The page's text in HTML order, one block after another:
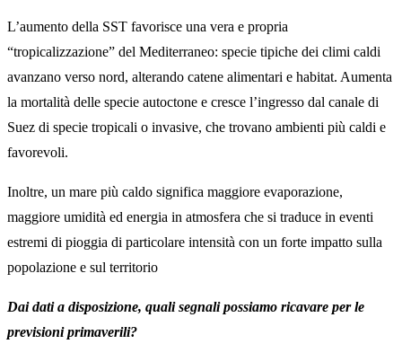
L’aumento della SST favorisce una vera e propria
“tropicalizzazione” del Mediterraneo: specie tipiche dei climi caldi
avanzano verso nord, alterando catene alimentari e habitat. Aumenta
la mortalità delle specie autoctone e cresce l’ingresso dal canale di
Suez di specie tropicali o invasive, che trovano ambienti più caldi e
favorevoli.
Inoltre, un mare più caldo significa maggiore evaporazione,
maggiore umidità ed energia in atmosfera che si traduce in eventi
estremi di pioggia di particolare intensità con un forte impatto sulla
popolazione e sul territorio
Dai dati a disposizione, quali segnali possiamo ricavare per le
previsioni primaverili?